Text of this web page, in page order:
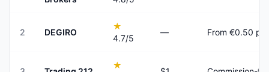
2 DEGIRO
★
4.7/5
— From €0.50
★